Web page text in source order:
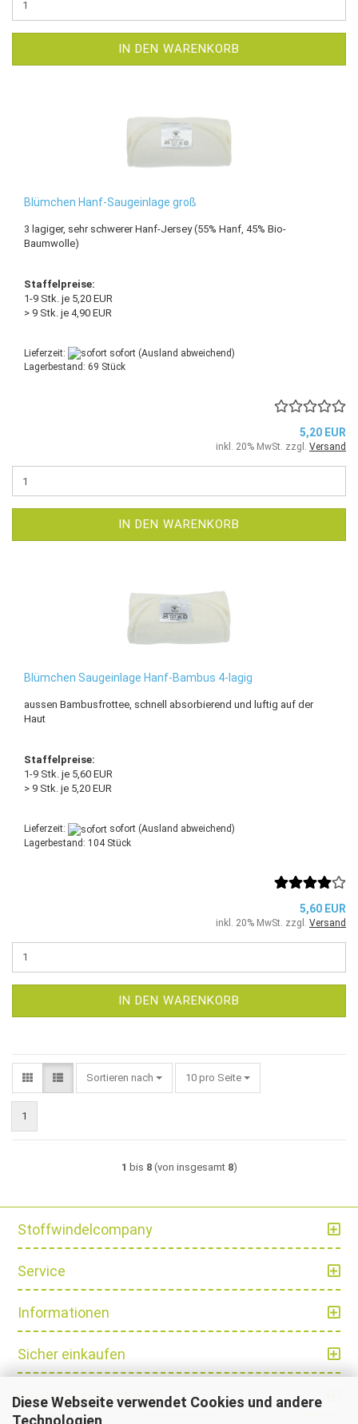
Diese Webseite verwendet Cookies und andere
Technologien
IN DEN WARENKORB
Blümchen Hanf-Saugeinlage groß
3 lagiger, sehr schwerer Hanf-Jersey (55% Hanf, 45% Bio-
Baumwolle)
Staffelpreise:
1-9 Stk. je 5,20 EUR
> 9 Stk. je 4,90 EUR
Lieferzeit: sofort (Ausland abweichend)
Lagerbestand: 69 Stück
5,20 EUR
inkl. 20% MwSt. zzgl. Versand
IN DEN WARENKORB
Blümchen Saugeinlage Hanf-Bambus 4-lagig
aussen Bambusfrottee, schnell absorbierend und luftig auf der
Haut
Staffelpreise:
1-9 Stk. je 5,60 EUR
> 9 Stk. je 5,20 EUR
Lieferzeit: sofort (Ausland abweichend)
Lagerbestand: 104 Stück
5,60 EUR
inkl. 20% MwSt. zzgl. Versand
IN DEN WARENKORB
Sortieren nach
Sortieren nach 10 pro Seite
pro Seite
1
1 bis 8(von insgesamt 8)
Stoffwindelcompany
Service
Informationen
Sicher einkaufen
Ihre persönliche Seite